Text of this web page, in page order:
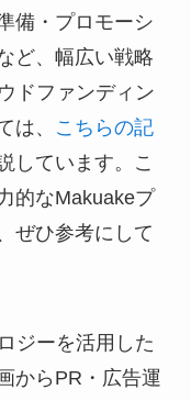
備・プロモーシ
ど、幅広い戦略
ドファンディン
は、
こちらの記
しています。こ
的なMakuakeプ
ぜひ参考にして
ジーを活用した
からPR・広告運